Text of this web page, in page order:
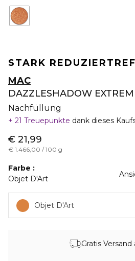
STARK REDUZIERT
MAC
DAZZLESHADOW
Nachfüllung
21 Treuepunkte dank dieses
€ 21,99
€ 1.466,00 / 100 g
Farbe
Objet D'Art
Objet D'Art
Gratis